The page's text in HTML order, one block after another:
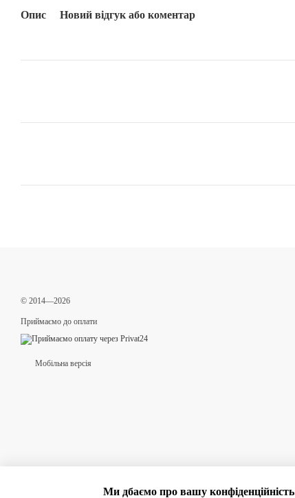
Опис Новий відгук або коментар
© 2014—2026
Приймаємо до оплати
Мобільна версія
Ми дбаємо про вашу конфіденційність